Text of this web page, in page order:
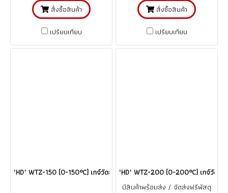
สั่งซื้อสินค้า
เปรียบเทียบ
สั่งซื้อสินค้า
เปรียบเทียบ
"HD" WTZ-150 (0-150°C) เกจ์วัดอุณหภูมิแบบท่อแคปปิลารี่ Thermometer
"HD" WTZ-200 (0-200°C) เกจ์วัดอุ
มีสินค้าพร้อมส่ง / จัดส่งฟรีพัสดุ